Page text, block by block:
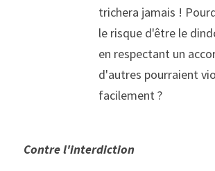
trichera jamais !
le risque d'être le
en respectant un
d'autres pourraient
facilement ?
Contre l'interdiction